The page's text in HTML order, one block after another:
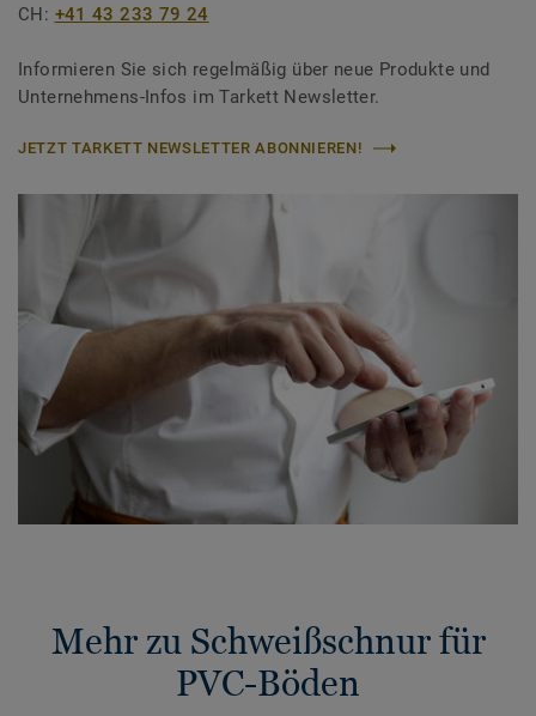
CH: +41 43 233 79 24
Informieren Sie sich regelmäßig über neue Produkte und
Unternehmens-Infos im Tarkett Newsletter.
JETZT TARKETT NEWSLETTER ABONNIEREN!
Mehr zu Schweißschnur für
PVC-Böden